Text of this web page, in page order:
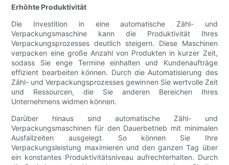
Erhöhte Produktivität
Die Investition in eine automatische Zähl- und
Verpackungsmaschine kann die Produktivität Ihres
Verpackungsprozesses deutlich steigern. Diese Maschinen
verpacken eine große Anzahl von Produkten in kurzer Zeit,
sodass Sie enge Termine einhalten und Kundenaufträge
effizient bearbeiten können. Durch die Automatisierung des
Zähl- und Verpackungsprozesses gewinnen Sie wertvolle Zeit
und Ressourcen, die Sie anderen Bereichen Ihres
Unternehmens widmen können.
Darüber hinaus sind automatische Zähl- und
Verpackungsmaschinen für den Dauerbetrieb mit minimalen
Ausfallzeiten ausgelegt. So können Sie Ihre
Verpackungsleistung maximieren und den ganzen Tag über
ein konstantes Produktivitätsniveau aufrechterhalten. Durch